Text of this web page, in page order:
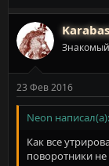
Знакомый
23 Фев 2016
Neon написал(а):
Как все
поворотники